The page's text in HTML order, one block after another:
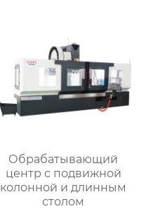
Обрабатывающий
центр с подвижной
колонной и длинным
столом